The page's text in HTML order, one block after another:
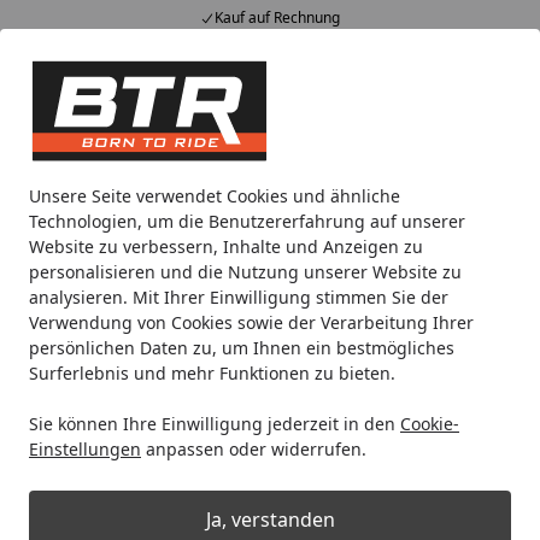
Unsere Seite verwendet Cookies und ähnliche
Technologien, um die Benutzererfahrung auf unserer
Website zu verbessern, Inhalte und Anzeigen zu
personalisieren und die Nutzung unserer Website zu
analysieren. Mit Ihrer Einwilligung stimmen Sie der
Verwendung von Cookies sowie der Verarbeitung Ihrer
persönlichen Daten zu, um Ihnen ein bestmögliches
Surferlebnis und mehr Funktionen zu bieten.
Sie können Ihre Einwilligung jederzeit in den Cookie-
Einstellungen anpassen oder widerrufen.
Ja, verstanden
Kauf auf Rechnung
Alle Produkte
Mein Konto
Suchen
Noch 2 Tage und 11 Stunden
Spare bis zu 35% auf EVOLIFT® Zentralständer
von BTR!
Startseite
Motorradteile & Ersatzteile Bremsen Bremsbeläge
SBS Scooterbelag 141HF Street
Ceramic